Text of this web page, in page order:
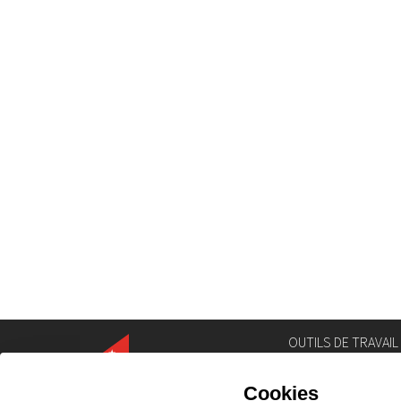
OUTILS DE TRAVAIL
Géoportail